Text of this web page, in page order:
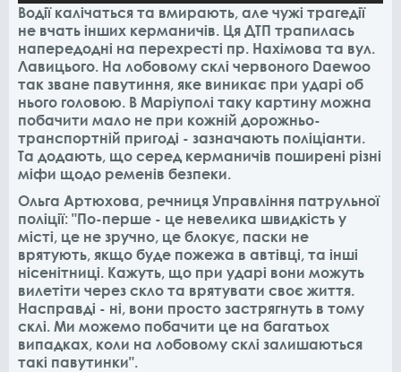
Водії калічаться та вмирають, але чужі трагедії
не вчать інших керманичів. Ця ДТП трапилась
напередодні на перехресті пр. Нахімова та вул.
Лавицього. На лобовому склі червоного Daewoo
так зване павутиння, яке виникає при ударі об
нього головою. В Маріуполі таку картину можна
побачити мало не при кожній дорожньо-
транспортній пригоді - зазначають поліціанти.
Та додають, що серед керманичів поширені різні
міфи щодо ременів безпеки.
Ольга Артюхова, речниця Управління патрульної
поліції: "По-перше - це невелика швидкість у
місті, це не зручно, це блокує, паски не
врятують, якщо буде пожежа в автівці, та інші
нісенітниці. Кажуть, що при ударі вони можуть
вилетіти через скло та врятувати своє життя.
Насправді - ні, вони просто застрягнуть в тому
склі. Ми можемо побачити це на багатьох
випадках, коли на лобовому склі залишаються
такі павутинки".